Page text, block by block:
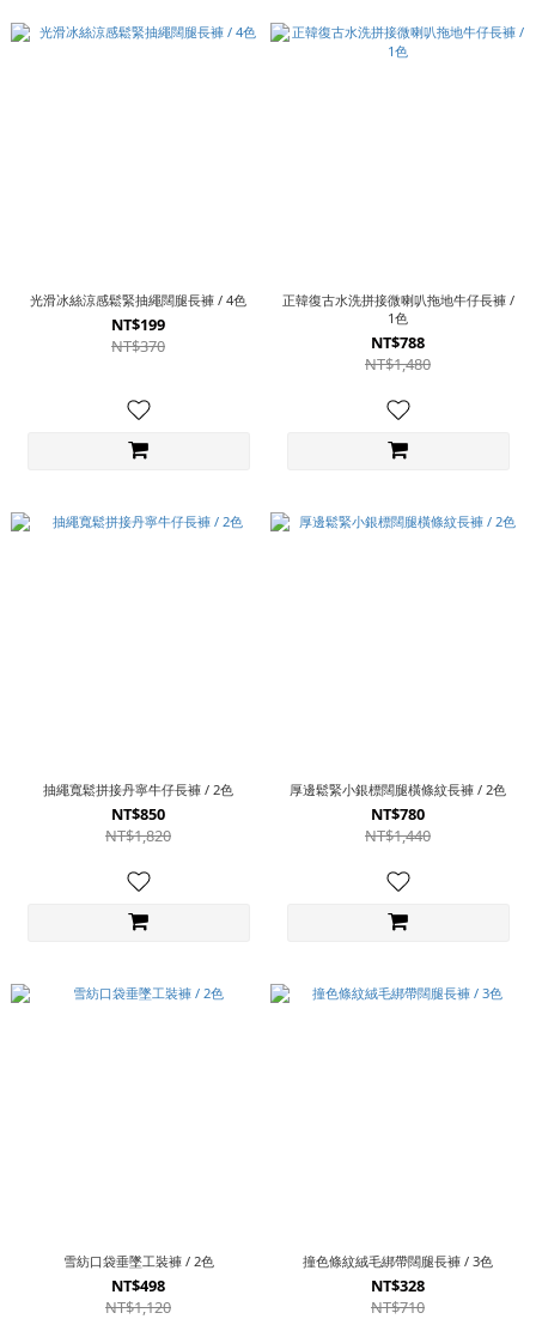
光滑冰絲涼感鬆緊抽繩闊腿長褲 / 4色
NT$199
NT$370
正韓復古水洗拼接微喇叭拖地牛仔長褲 /
1色
NT$788
NT$1,480
抽繩寬鬆拼接丹寧牛仔長褲 / 2色
NT$850
NT$1,820
厚邊鬆緊小銀標闊腿橫條紋長褲 / 2色
NT$780
NT$1,440
雪紡口袋垂墜工裝褲 / 2色
NT$498
NT$1,120
撞色條紋絨毛綁帶闊腿長褲 / 3色
NT$328
NT$710